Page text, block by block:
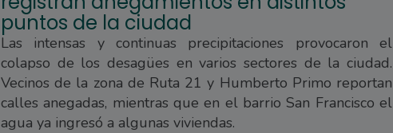
puntos de la ciudad
Las intensas y continuas precipitaciones provocaron el
colapso de los desagües en varios sectores de la ciudad.
Vecinos de la zona de Ruta 21 y Humberto Primo reportan
calles anegadas, mientras que en el barrio San Francisco el
agua ya ingresó a algunas viviendas.